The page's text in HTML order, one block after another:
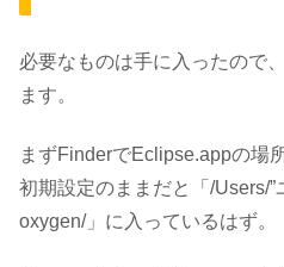
必要なものは手に入ったので
ます。
まずFinderでEclipse.appの場
初期設定のままだと「/Users/”
oxygen/」に入っているはず。